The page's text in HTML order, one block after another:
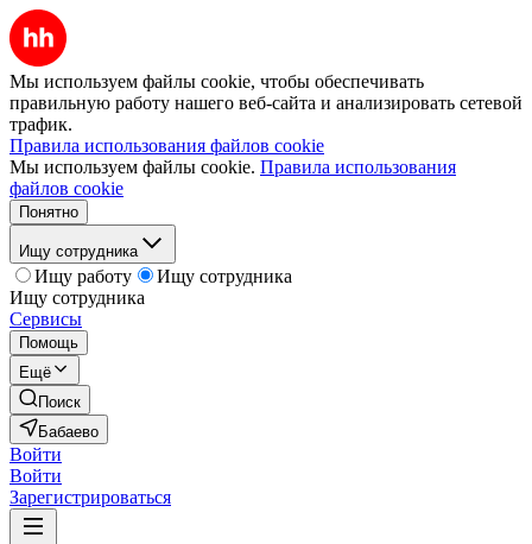
Мы используем файлы cookie, чтобы обеспечивать
правильную работу нашего веб-сайта и анализировать сетевой
трафик.
Правила использования файлов cookie
Мы используем файлы cookie. Правила использования
файлов cookie
Понятно
Ищу сотрудника
Ищу работу
Ищу сотрудника
Ищу сотрудника
Сервисы
Помощь
Ещё
Поиск
Бабаево
Войти
Войти
Зарегистрироваться